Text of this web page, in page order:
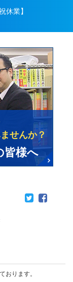
休業】
おります。
せんか？
皆様へ